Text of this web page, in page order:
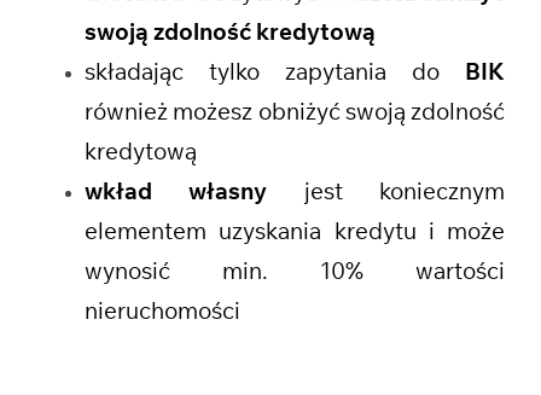
swoją zdolność kredytową
składając tylko zapytania do BIK
również możesz obniżyć swoją zdolność
kredytową
wkład własny jest koniecznym
elementem uzyskania kredytu i może
wynosić min. 10% wartości
nieruchomości